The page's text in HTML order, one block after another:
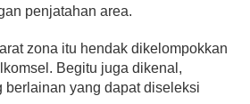
penjatahan area.
zona itu hendak dikelompokkan
Begitu juga dikenal,
berlainan yang dapat diseleksi